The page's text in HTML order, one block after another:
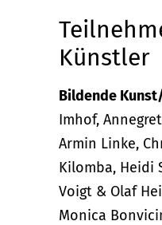
Künstler
Bildende
Imhof,
Armin Linke,
Kilomba, Heidi
Voigt & Olaf
Monica